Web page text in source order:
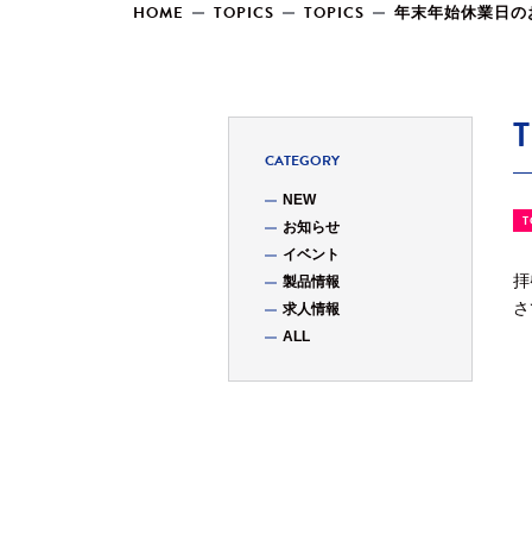
HOME TOPICS TOPICS 年末年始休業日
CATEGORY
NEW
お知らせ
イベント
製品情報
求人情報
ALL